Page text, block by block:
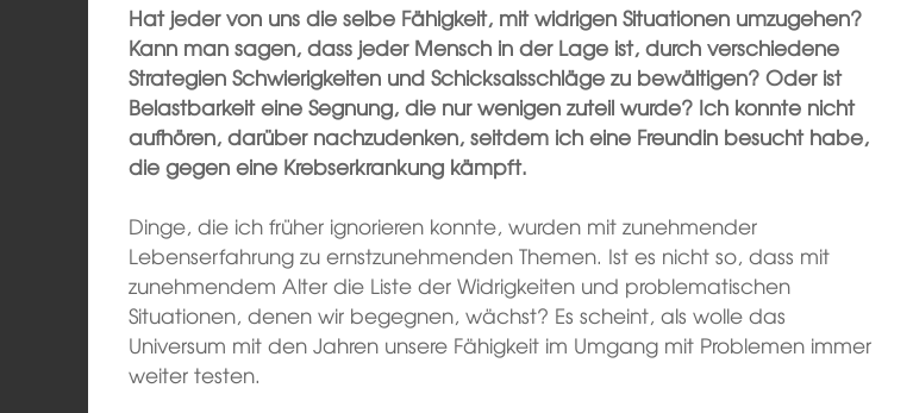
Hat jeder von uns die selbe Fähigkeit, mit widrigen Situationen umzugehen?
Kann man sagen, dass jeder Mensch in der Lage ist, durch verschiedene
Strategien Schwierigkeiten und Schicksalsschläge zu bewältigen? Oder ist
Belastbarkeit eine Segnung, die nur wenigen zuteil wurde? Ich konnte nicht
aufhören, darüber nachzudenken, seitdem ich eine Freundin besucht habe,
die gegen eine Krebserkrankung kämpft.
Dinge, die ich früher ignorieren konnte, wurden mit zunehmender
Lebenserfahrung zu ernstzunehmenden Themen. Ist es nicht so, dass mit
zunehmendem Alter die Liste der Widrigkeiten und problematischen
Situationen, denen wir begegnen, wächst? Es scheint, als wolle das
Universum mit den Jahren unsere Fähigkeit im Umgang mit Problemen immer
weiter testen.